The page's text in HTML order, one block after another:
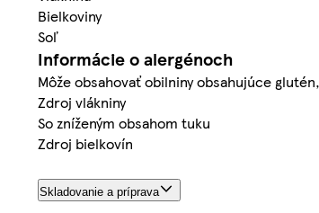
Bielkoviny
Soľ
Informácie o alergénoch
Môže obsahovať obilniny obsahujúce
Zdroj vlákniny
So zníženým obsahom tuku
Zdroj bielkovín
Skladovanie a príprava